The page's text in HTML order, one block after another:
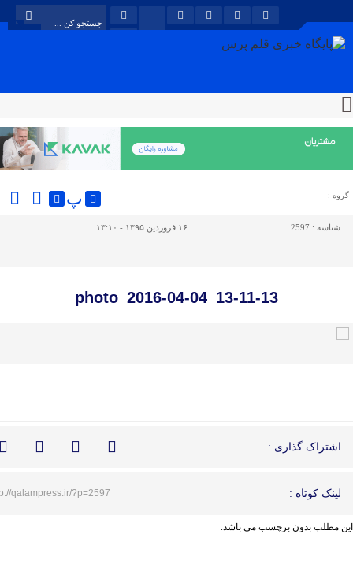
گروه : پ
شناسه : 2597 ۱۶ فروردین ۱۳۹۵ - ۱۳:۱۰
photo_2016-04-04_13-11-13
اشتراک گذاری :
لینک کوتاه : qalampress.ir/?p=2597
این مطلب بدون برچسب می باشد.